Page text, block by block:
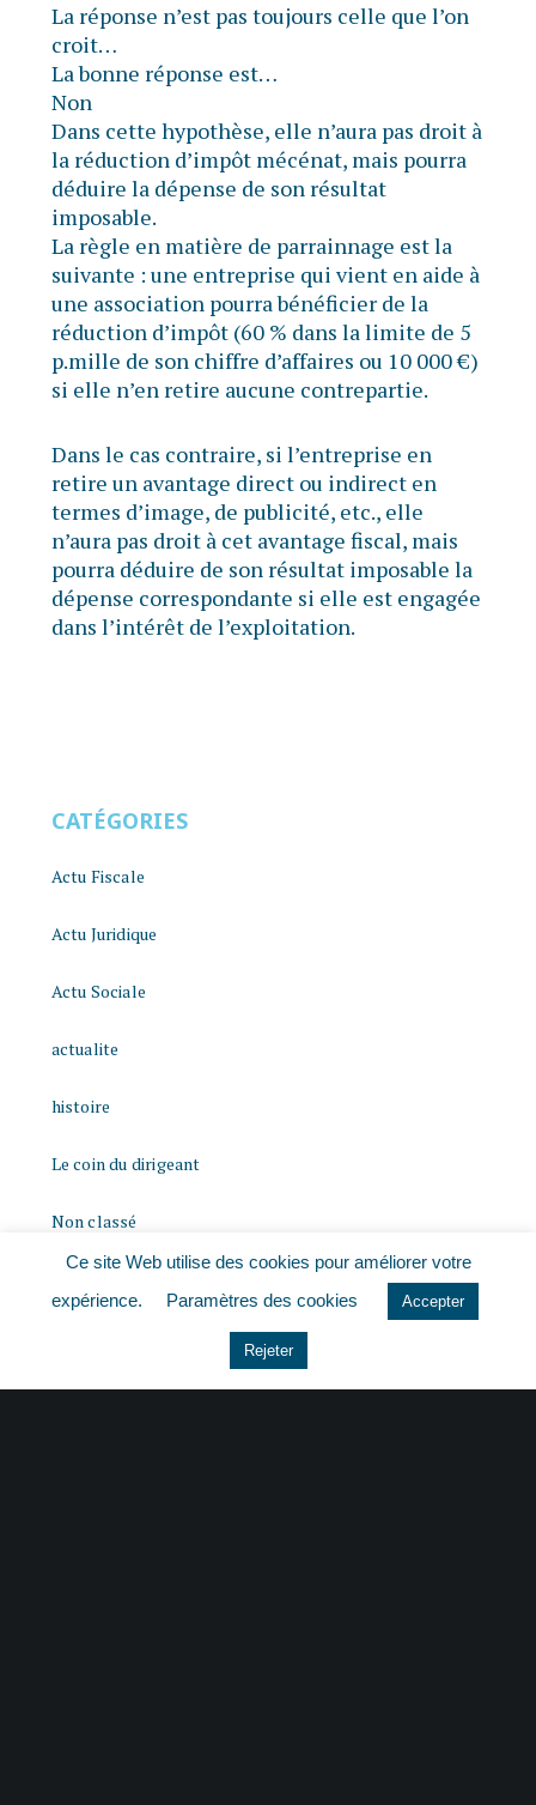
La réponse n’est pas toujours celle que l’on
croit…
La bonne réponse est…
Non
Dans cette hypothèse, elle n’aura pas droit à
la réduction d’impôt mécénat, mais pourra
déduire la dépense de son résultat
imposable.
La règle en matière de parrainnage est la
suivante : une entreprise qui vient en aide à
une association pourra bénéficier de la
réduction d’impôt (60 % dans la limite de 5
p.mille de son chiffre d’affaires ou 10 000 €)
si elle n’en retire aucune contrepartie.
Dans le cas contraire, si l’entreprise en
retire un avantage direct ou indirect en
termes d’image, de publicité, etc., elle
n’aura pas droit à cet avantage fiscal, mais
pourra déduire de son résultat imposable la
dépense correspondante si elle est engagée
dans l’intérêt de l’exploitation.
CATÉGORIES
Actu Fiscale
Actu Juridique
Actu Sociale
actualite
histoire
Le coin du dirigeant
Non classé
Ce site Web utilise des cookies pour améliorer votre
expérience.
Paramètres des cookies Accepter
Rejeter